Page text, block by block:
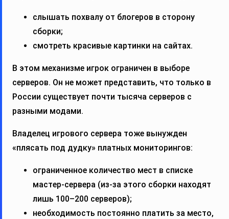
слышать похвалу от блогеров в сторону
сборки;
смотреть красивые картинки на сайтах.
В этом механизме игрок ограничен в выборе
серверов. Он не может представить, что только в
России существует почти тысяча серверов с
разными модами.
Владелец игрового сервера тоже вынужден
«плясать под дудку» платных мониторингов:
ограниченное количество мест в списке
мастер‑сервера (из‑за этого сборки находят
лишь 100–200 серверов);
необходимость постоянно платить за место,